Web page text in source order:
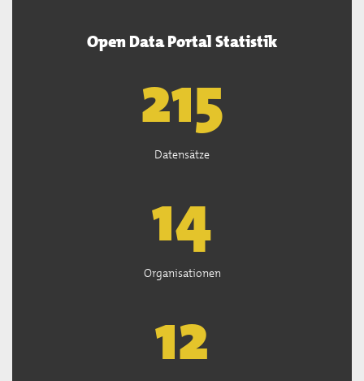
Open Data Portal Statistik
218
Datensätze
14
Organisationen
13